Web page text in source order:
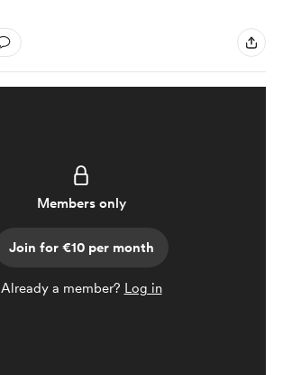
Members only
Join for €10 per month
Already a member? Log in